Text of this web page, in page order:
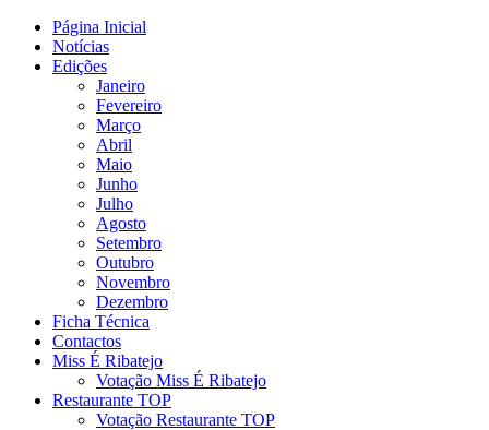
Skip
content
É Ribatejo – Revista Social
Online
Revista Social Online
Página Inicial
Notícias
Edições
Janeiro
Fevereiro
Março
Abril
Maio
Junho
Julho
Agosto
Setembro
Outubro
Novembro
Dezembro
Ficha Técnica
Contactos
Miss É Ribatejo
Votação Miss É Ribatejo
Restaurante TOP
Votação Restaurante TOP